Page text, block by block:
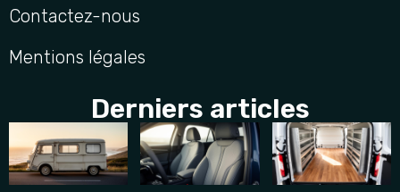
Contactez-nous
Mentions légales
Derniers articles